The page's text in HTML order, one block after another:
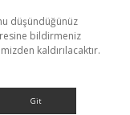
düşündüğünüz
bildirmeniz
kaldırılacaktır.